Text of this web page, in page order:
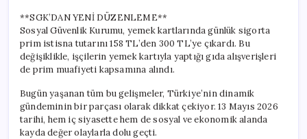
**SGK’DAN YENİ DÜZENLEME**
Sosyal Güvenlik Kurumu, yemek kartlarında günlük sigorta
prim istisna tutarını 158 TL’den 300 TL’ye çıkardı. Bu
değişiklikle, işçilerin yemek kartıyla yaptığı gıda alışverişleri
de prim muafiyeti kapsamına alındı.
Bugün yaşanan tüm bu gelişmeler, Türkiye’nin dinamik
gündeminin bir parçası olarak dikkat çekiyor. 13 Mayıs 2026
tarihi, hem iç siyasette hem de sosyal ve ekonomik alanda
kayda değer olaylarla dolu geçti.